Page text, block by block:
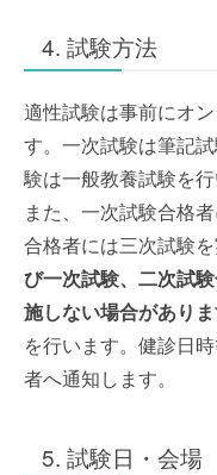
4. 試験方法
適性試験は事前にオ
す。一次試験は筆記
験は一般教養試験を行
また、一次試験合格
合格者には三次試験を
び一次試験、二次試
施しない場合がありま
を行います。健診日
者へ通知します。
5. 試験日・会場